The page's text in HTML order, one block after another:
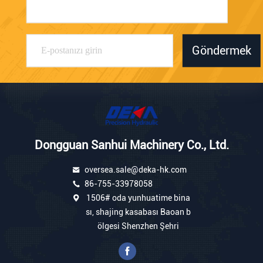
Göndermek
Dongguan Sanhui Machinery Co., Ltd.
oversea.sale@deka-hk.com
86-755-33978058
1506# oda yunhuatime bina
sı, shajing kasabası Baoan b
ölgesi Shenzhen Şehri